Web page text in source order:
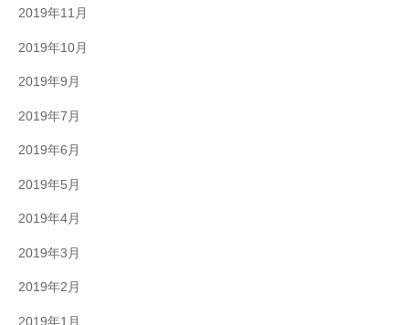
2019年11月
2019年10月
2019年9月
2019年7月
2019年6月
2019年5月
2019年4月
2019年3月
2019年2月
2019年1月